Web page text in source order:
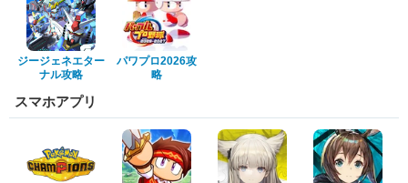
ジージェネエター
ナル攻略
パワプロ2026攻
略
スマホアプリ